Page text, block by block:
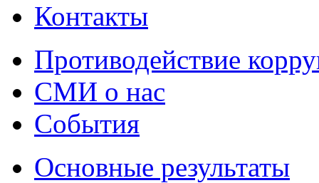
Контакты
Противодействие
СМИ о нас
События
Основные результаты